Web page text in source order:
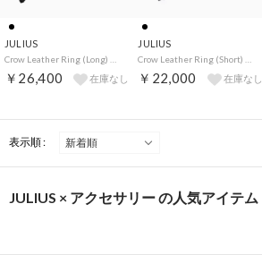
JULIUS
￥26,400 在庫なし
JULIUS
￥22,000 在庫なし
表示順 :
JULIUS × アクセサリー の人気アイテム